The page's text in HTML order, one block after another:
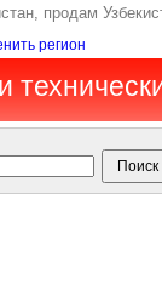
продам
регион